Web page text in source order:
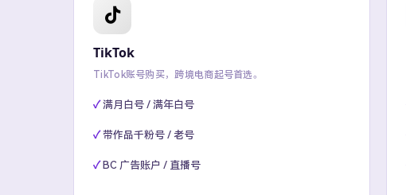
TikTok
TikTok账号购买，跨境电商起号首选。
满月白号 / 满年白号
带作品千粉号 / 老号
BC 广告账户 / 直播号